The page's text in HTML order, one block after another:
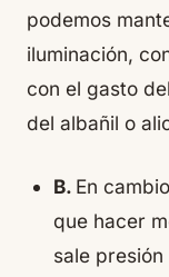
podemos
iluminación,
con el gasto
del albañil o
B. En
que hacer
sale